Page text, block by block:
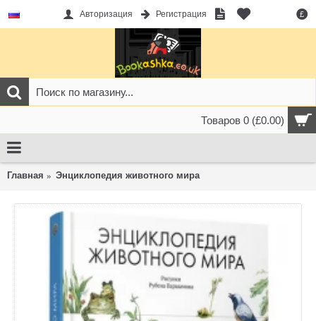
£
Авторизация Регистрация
Товаров 0 (£0.00)
Главная Энциклопедия животного мира